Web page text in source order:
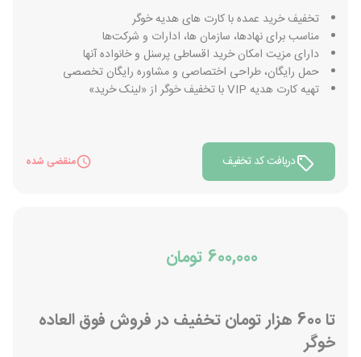
تخفیف خرید عمده با کارت های هدیه خوگر
مناسب برای نهادها، سازمان ها، ادارات و شرکت‌ها
دارای مزیت امکان خرید اقساطی پرسنل و خانواده آنها
حمل رایگان، طراحی اختصاصی و مشاوره رایگان تخصصی
تهیه کارت هدیه VIP با تخفیف خوگر از «لینک خرید»
دریافت کد تخفیف منقضی شده
600,000 تومان
تا 600 هزار تومان تخفیف در فروش فوق العاده
خوگر